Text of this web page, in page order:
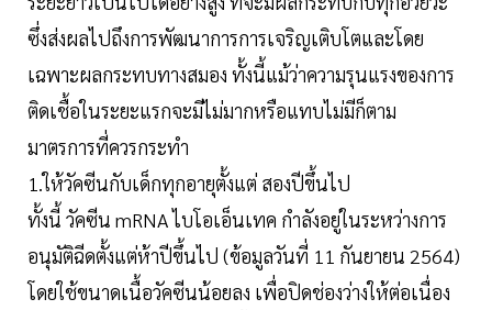
ซึ่งส่งผลไปถึงการพัฒนาการการเจริญเติบโตและโดย
เฉพาะผลกระทบทางสมอง ทั้งนี้แม้ว่าความรุนแรงของการ
ติดเชื้อในระยะแรกจะมีไม่มากหรือแทบไม่มีก็ตาม
มาตรการที่ควรกระทำ
1.ให้วัคซีนกับเด็กทุกอายุตั้งแต่ สองปีขึ้นไป
ทั้งนี้ วัคซีน mRNA ไบโอเอ็นเทค กำลังอยู่ในระหว่างการ
อนุมัติฉีดตั้งแต่ห้าปีขึ้นไป (ข้อมูลวันที่ 11 กันยายน 2564)
โดยใช้ขนาดเนื้อวัคซีนน้อยลง เพื่อปิดช่องว่างให้ต่อเนื่อง